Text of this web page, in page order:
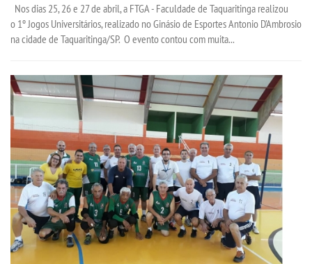
Nos dias 25, 26 e 27 de abril, a FTGA - Faculdade de Taquaritinga realizou
o 1º Jogos Universitários, realizado no Ginásio de Esportes Antonio D'Ambrosio
na cidade de Taquaritinga/SP. O evento contou com muita...